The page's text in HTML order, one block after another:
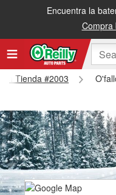
Encuentra la
Compra
Tienda #2003